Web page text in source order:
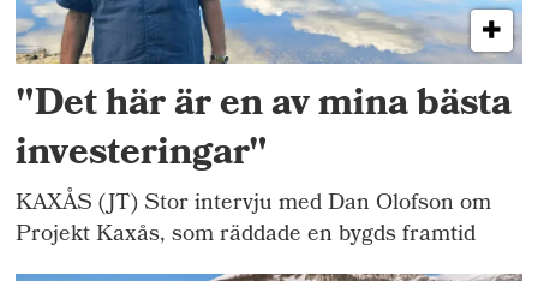
"Det här är en av mina bästa
investeringar"
KAXÅS (JT) Stor intervju med Dan Olofson om
Projekt Kaxås, som räddade en bygds framtid